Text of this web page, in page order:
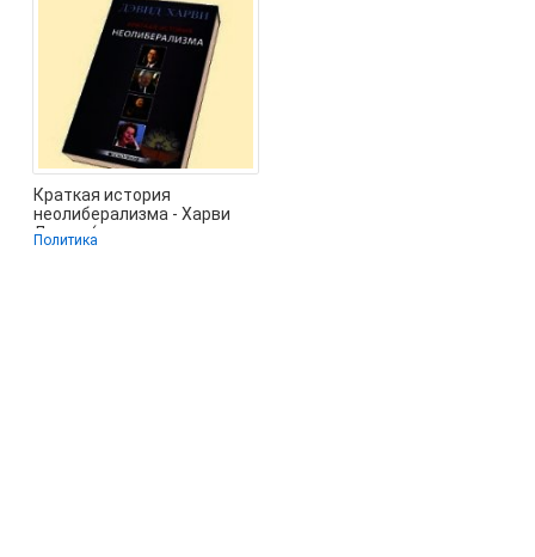
Краткая история
неолиберализма - Харви
Дэвид (электронные книги
Политика